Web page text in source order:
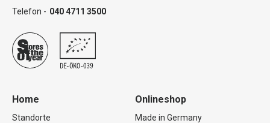
Telefon - 040 4711 3500
Home
Standorte
Onlineshop
Made in Germany